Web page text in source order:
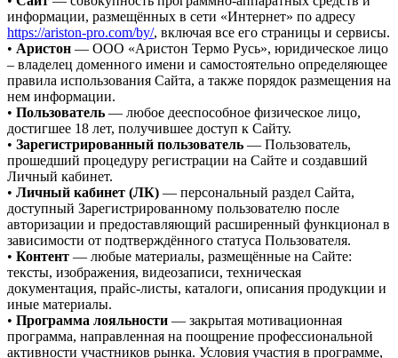
информации, размещённых в сети «Интернет» по адресу
https://ariston-pro.com/by/, включая все его страницы и сервисы.
• Аристон — ООО «Аристон Термо Русь», юридическое лицо
– владелец доменного имени и самостоятельно определяющее
правила использования Сайта, а также порядок размещения на
нем информации.
• Пользователь — любое дееспособное физическое лицо,
достигшее 18 лет, получившее доступ к Сайту.
• Зарегистрированный пользователь — Пользователь,
прошедший процедуру регистрации на Сайте и создавший
Личный кабинет.
• Личный кабинет (ЛК) — персональный раздел Сайта,
доступный Зарегистрированному пользователю после
авторизации и предоставляющий расширенный функционал в
зависимости от подтверждённого статуса Пользователя.
• Контент — любые материалы, размещённые на Сайте:
тексты, изображения, видеозаписи, техническая
документация, прайс-листы, каталоги, описания продукции и
иные материалы.
• Программа лояльности — закрытая мотивационная
программа, направленная на поощрение профессиональной
активности участников рынка. Условия участия в программе,